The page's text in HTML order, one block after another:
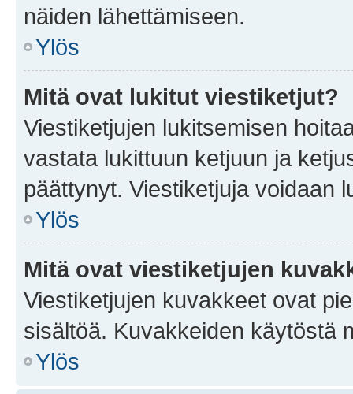
näiden lähettämiseen.
Ylös
Mitä ovat lukitut viestiketjut?
Viestiketjujen lukitsemisen
vastata lukittuun ketjuun ja
päättynyt. Viestiketjuja voidaan
Ylös
Mitä ovat viestiketjujen
Viestiketjujen kuvakkeet ovat
sisältöä. Kuvakkeiden käytöstä
Ylös